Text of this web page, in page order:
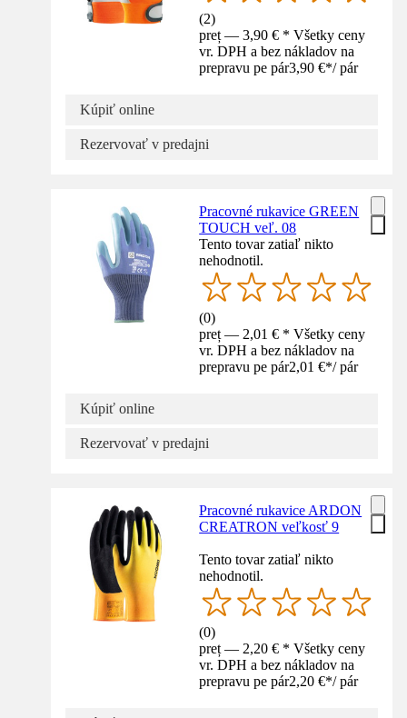
(2)
preț — 3,90 € * Všetky ceny
vr. DPH a bez nákladov na
prepravu pe pár3,90 €*/ pár
Kúpiť online
Rezervovať v predajni
Pracovné rukavice GREEN
TOUCH veľ. 08
Tento tovar zatiaľ nikto
nehodnotil.
(0)
preț — 2,01 € * Všetky ceny
vr. DPH a bez nákladov na
prepravu pe pár2,01 €*/ pár
Kúpiť online
Rezervovať v predajni
Pracovné rukavice ARDON
CREATRON veľkosť 9
Tento tovar zatiaľ nikto
nehodnotil.
(0)
preț — 2,20 € * Všetky ceny
vr. DPH a bez nákladov na
prepravu pe pár2,20 €*/ pár